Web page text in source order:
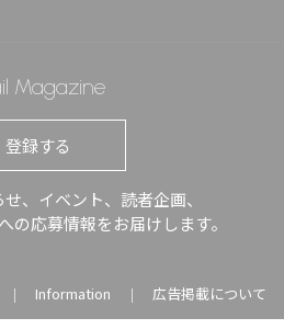
Magazine
登録する
、イベント、読者企画、
の応募情報をお届けします。
｜ Information ｜ 広告掲載について